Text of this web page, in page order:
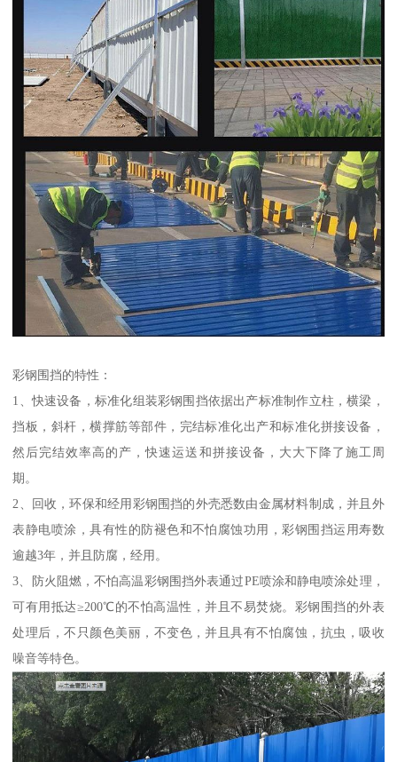
彩钢围挡的特性：
1、快速设备，标准化组装彩钢围挡依据出产标准制作立柱，横梁，
挡板，斜杆，横撑筋等部件，完结标准化出产和标准化拼接设备，
然后完结效率高的产，快速运送和拼接设备，大大下降了施工周
期。
2、回收，环保和经用彩钢围挡的外壳悉数由金属材料制成，并且外
表静电喷涂，具有性的防褪色和不怕腐蚀功用，彩钢围挡运用寿数
逾越3年，并且防腐，经用。
3、防火阻燃，不怕高温彩钢围挡外表通过PE喷涂和静电喷涂处理，
可有用抵达≥200℃的不怕高温性，并且不易焚烧。彩钢围挡的外表
处理后，不只颜色美丽，不变色，并且具有不怕腐蚀，抗虫，吸收
噪音等特色。